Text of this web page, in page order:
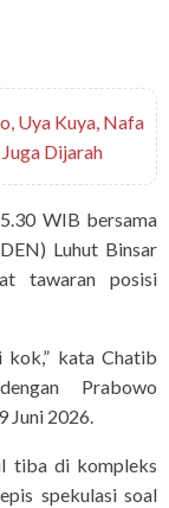
Uya Kuya, Nafa
Dijarah
WIB bersama
Luhut Binsar
tawaran posisi
kok,” kata Chatib
Prabowo
Juni 2026.
tiba di kompleks
spekulasi soal